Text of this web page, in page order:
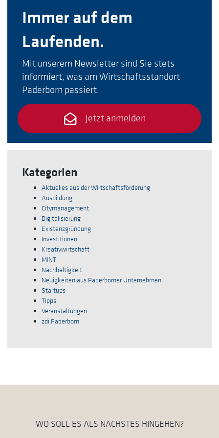
Immer auf dem
Laufenden.
Mit unserem Newsletter sind Sie stets
informiert, was am Wirtschaftsstandort
Paderborn passiert.
Jetzt anmelden
Kategorien
Aktuelles aus der Wirtschaftsförderung
Ausbildung
Citymanagement
Digitalisierung
Existenzgründung
Investitionen
Kreativwirtschaft
MINT
Nachhaltigkeit
Neuigkeiten aus Paderborner Unternehmen
Startups
Tipps
Veranstaltungen
zdi.Paderborn
WO SOLL ES ALS NÄCHSTES HINGEHEN?